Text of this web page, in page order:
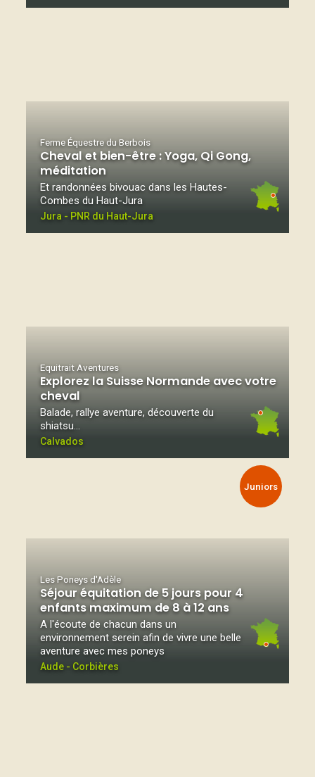
Ferme Équestre du Berbois
Cheval et bien-être : Yoga, Qi Gong,
méditation
Et randonnées bivouac dans les Hautes-
Combes du Haut-Jura
Jura - PNR du Haut-Jura
Equitrait Aventures
Explorez la Suisse Normande avec votre
cheval
Balade, rallye aventure, découverte du
shiatsu…
Calvados
Juniors
Les Poneys d'Adèle
Séjour équitation de 5 jours pour 4
enfants maximum de 8 à 12 ans
A l'écoute de chacun dans un
environnement serein afin de vivre une belle
aventure avec mes poneys
Aude - Corbières